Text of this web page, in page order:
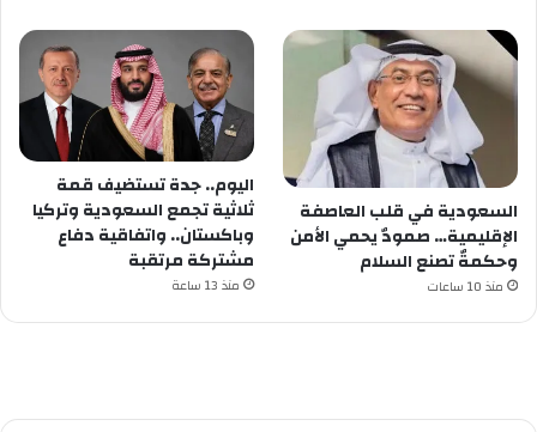
السعودية في قلب العاصفة
الإقليمية… صمودٌ يحمي الأمن
وحكمةٌ تصنع السلام
منذ 10 ساعات
اليوم.. جدة تستضيف قمة
ثلاثية تجمع السعودية وتركيا
وباكستان.. واتفاقية دفاع
مشتركة مرتقبة
منذ 13 ساعة